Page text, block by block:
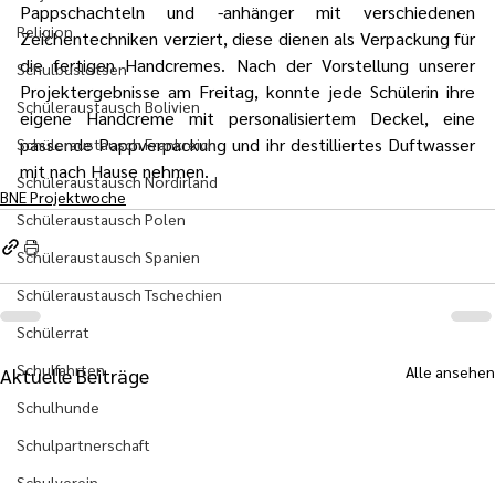
Religion
Schulbuslotsen
Schüleraustausch Bolivien
Schüleraustausch Frankreich
Schüleraustausch Nordirland
Schüleraustausch Polen
Schüleraustausch Spanien
Schüleraustausch Tschechien
Schülerrat
Schulfahrten
Schulhunde
Schulpartnerschaft
Pappschachteln und -anhänger mit verschiedenen
Zeichentechniken verziert, diese dienen als Verpackung für
die fertigen Handcremes. Nach der Vorstellung unserer
Projektergebnisse am Freitag, konnte jede Schülerin ihre
eigene Handcreme mit personalisiertem Deckel, eine
passende Pappverpackung und ihr destilliertes Duftwasser
mit nach Hause nehmen.
BNE Projektwoche
Aktuelle Beiträge Alle ansehen